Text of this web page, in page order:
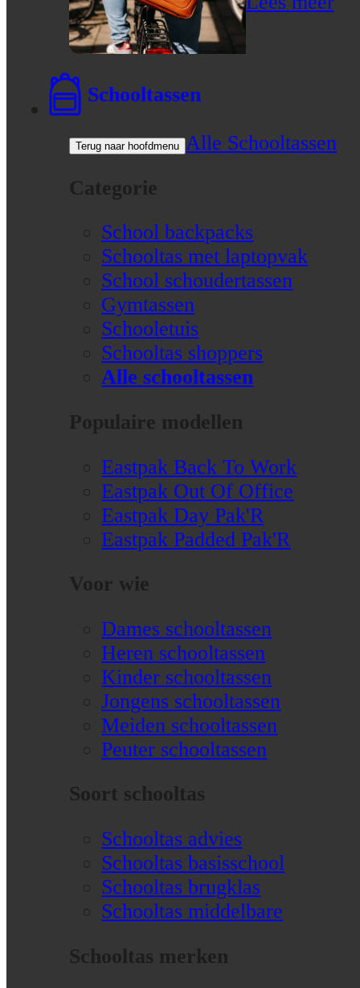
Schooltassen
Terug naar hoofdmenu Alle Schooltassen
Categorie
School backpacks
Schooltas met laptopvak
School schoudertassen
Gymtassen
Schooletuis
Schooltas shoppers
Alle schooltassen
Populaire modellen
Eastpak Back To Work
Eastpak Out Of Office
Eastpak Day Pak'R
Eastpak Padded Pak'R
Voor wie
Dames schooltassen
Heren schooltassen
Kinder schooltassen
Jongens schooltassen
Meiden schooltassen
Peuter schooltassen
Soort schooltas
Schooltas advies
Schooltas basisschool
Schooltas brugklas
Schooltas middelbare
Schooltas merken